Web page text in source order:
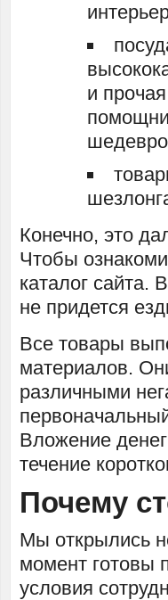
и
Конечно, это
Чтобы
каталог сайта.
не придется
Все товары
материалов.
различными
Вложение
течение
Почему
Мы открылись
момент готовы
условия